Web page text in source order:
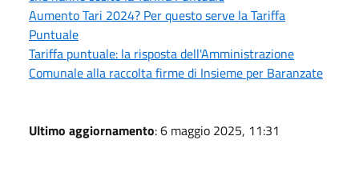
Aumento Tari 2024? Per questo serve la Tariffa
Puntuale
Tariffa puntuale: la risposta dell'Amministrazione
Comunale alla raccolta firme di Insieme per Baranzate
Ultimo aggiornamento: 6 maggio 2025, 11:31